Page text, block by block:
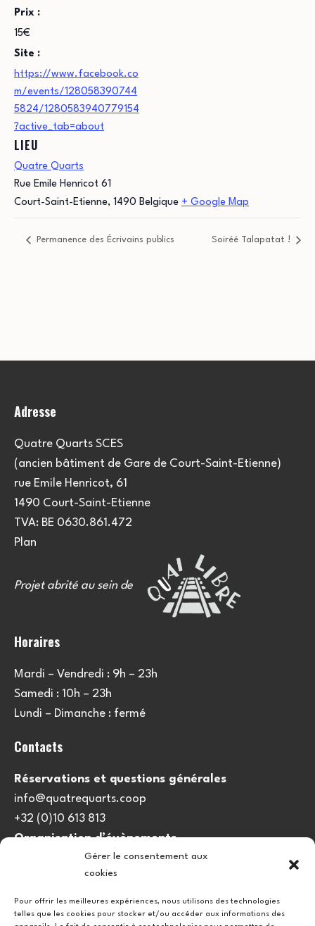
Gérer le consentement aux
cookies
Pour offrir les meilleures expériences, nous utilisons des technologies
telles que les cookies pour stocker et/ou accéder aux informations des
Prix :
15€
Site :
https://www.facebook.co
m/events/128058390744
5824/1280583940779154
?active_tab=about
LIEU
Quatre Quarts
Rue Emile Henricot 61
Court-Saint-Etienne, 1490 Belgique + Google Map
Permanence des Écrivains publics Soiréé Talapatat !
Adresse
Quatre Quarts SCES
(ancien bâtiment de Gare de Court-Saint-Etienne)
rue Emile Henricot, 61
1490 Court-Saint-Etienne
TVA: BE 0630.861.472
Plan
Projet abrité au sein de
Horaires
Mardi – Vendredi : 9h – 23h
Samedi : 10h – 23h
Lundi – Dimanche : fermé
Contacts
Réservations et questions générales
info@quatrequarts.coop
+32 (0)10 613 813
Organisation d’évènements
viedulieu@quatrequarts.coop
Politique de cookies (UE)